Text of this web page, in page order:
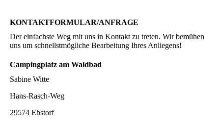
KONTAKTFORMULAR/ANFRAGE
Der einfachste Weg mit uns in Kontakt zu treten. Wir bemühen
uns um schnellstmögliche Bearbeitung Ihres Anliegens!
Campingplatz am Waldbad
Sabine Witte
Hans-Rasch-Weg
29574 Ebstorf